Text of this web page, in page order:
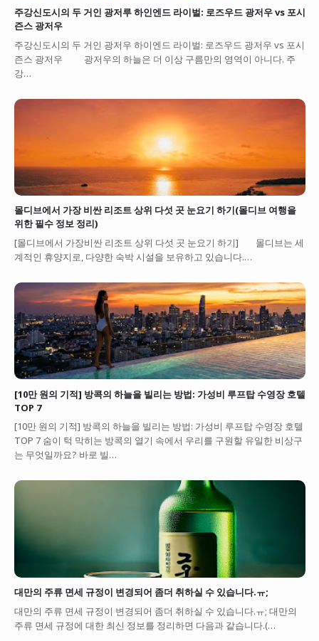
주강신도시의 두 거인 광저루 하인엔드 라이벌: 로즈우드 광저우 vs 포시
즌스 광저우
주강신도시의 두 거인 광저우 하이엔드 라이벌: 로즈우드 광저우 vs 포시
즌스 광저우 광저우의 하늘은 더 이상 구름만의 영역이 아니다. 주
강…
몰디브에서 가장 비싼 리조트 상위 다섯 곳 눈요기 하기(몰디브 여행을
위한 필수 정보 정리)
[몰디브에서 가장비싼 리조트 상위 다섯 곳 눈요기 하기] 몰디브는 세
계적인 휴양지로, 다양한 숙박 시설을 보유하고 있습니다.…
[10만 원의 기적] 방콕의 하늘을 빌리는 방법: 가성비 루프탑 수영장 호텔
TOP 7
[10만 원의 기적] 방콕의 하늘을 빌리는 방법: 가성비 루프탑 수영장 호텔
TOP 7 숨이 턱 막히는 방콕의 열기 속에서 우리를 구원할 유일한 비상구
는 무엇일까요? 바로 빌…
대만의 주류 면세 규정이 변경되어 좀더 취하실 수 있습니다.ㅠ;
대만의 주류 면세 규정이 변경되어 좀더 취하실 수 있습니다.ㅠ; 대만의
주류 면세 규정에 대한 최신 정보를 정리하면 다음과 같습니다.(…